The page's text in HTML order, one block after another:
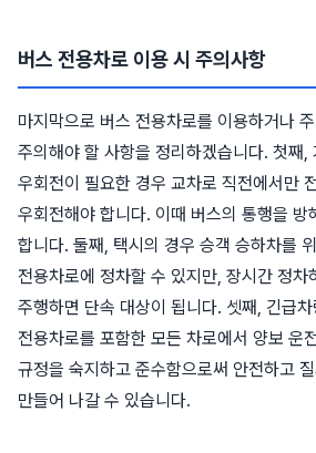
버스 전용차로 이용 시 주의사항
마지막으로 버스 전용차로를 이용하거나
주의해야 할 사항을 정리하겠습니다. 첫째,
우회전이 필요한 경우 교차로 직전에서만
우회전해야 합니다. 이때 버스의 통행을 방
합니다. 둘째, 택시의 경우 승객 승하차를
전용차로에 정차할 수 있지만, 장시간 정차
주행하면 단속 대상이 됩니다. 셋째, 긴급
전용차로를 포함한 모든 차로에서 양보 운
규정을 숙지하고 준수함으로써 안전하고
만들어 나갈 수 있습니다.